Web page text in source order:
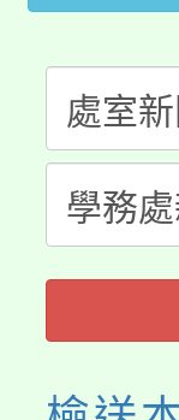
心
系
門
踴
要點
「
展
115
義